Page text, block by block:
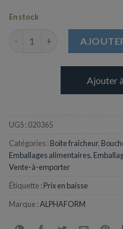
En stock
Ajouter
UGS : 020365
Catégories : Boite fraîcheur,
Emballages alimentaires,
Vente-à-emporter
Étiquette : Prix en baisse
Marque :ALPHAFORM